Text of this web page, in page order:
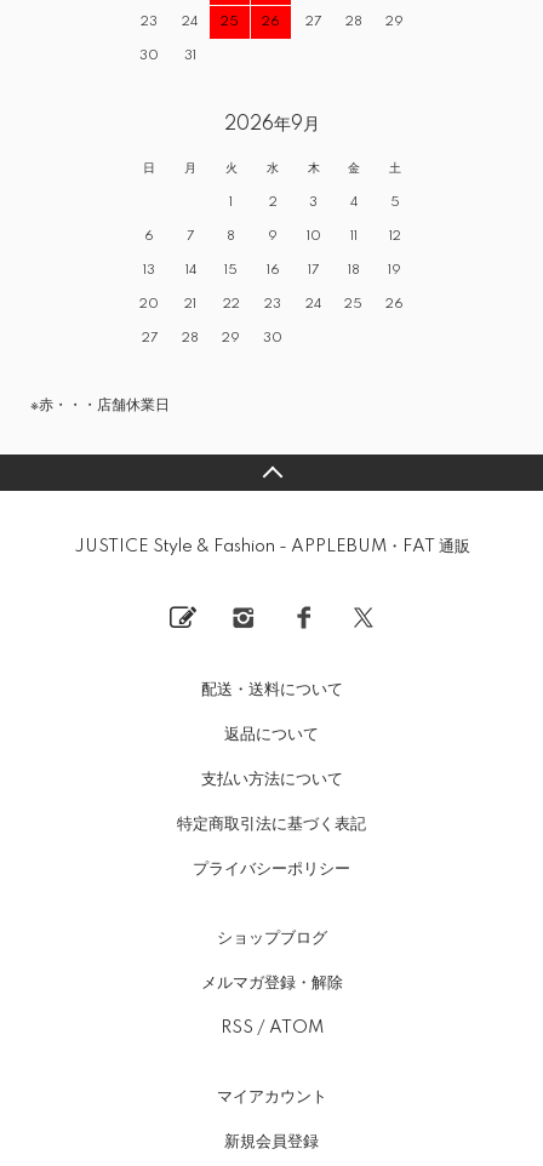
23 24 25 26 27 28 29
30 31
2026年9月
日 月 火 水 木 金 土
1 2 3 4 5
6 7 8 9 10 11 12
13 14 15 16 17 18 19
20 21 22 23 24 25 26
27 28 29 30
※赤・・・店舗休業日
JUSTICE Style & Fashion - APPLEBUM・FAT 通販
配送・送料について
返品について
支払い方法について
特定商取引法に基づく表記
プライバシーポリシー
ショップブログ
メルマガ登録・解除
RSS / ATOM
マイアカウント
新規会員登録